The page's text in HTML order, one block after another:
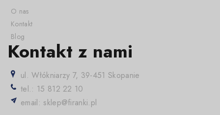
O nas
Kontakt
Blog
Kontakt z nami
ul. Włókniarzy 7, 39-451 Skopanie
tel.: 15 812 22 10
email: sklep@firanki.pl